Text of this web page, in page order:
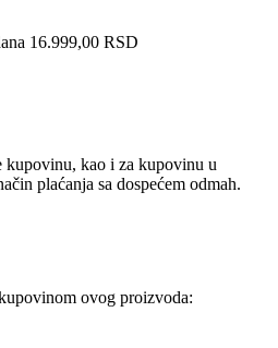
16.999,00 RSD
kupovinu, kao i za kupovinu u
plaćanja sa dospećem odmah.
ovog proizvoda: